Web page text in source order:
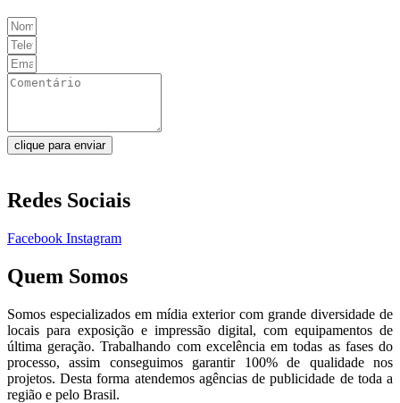
clique para enviar
Redes Sociais
Facebook Instagram
Quem Somos
Somos especializados em mídia exterior com grande diversidade de
locais para exposição e impressão digital, com equipamentos de
última geração. Trabalhando com excelência em todas as fases do
processo, assim conseguimos garantir 100% de qualidade nos
projetos. Desta forma atendemos agências de publicidade de toda a
região e pelo Brasil.